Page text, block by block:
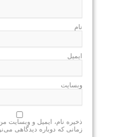
نام
ایمیل
وبسایت
ذخیره نام، ایمیل و وبسایت
زمانی که دوباره دیدگاهی